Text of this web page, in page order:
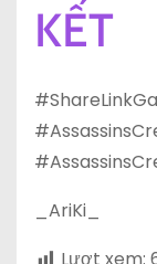
KẾT
_AriKi_